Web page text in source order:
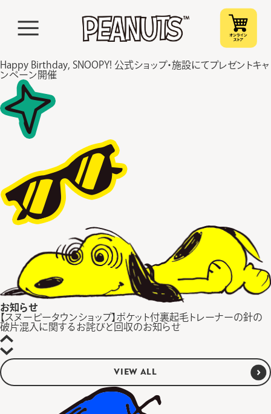
Happy Birthday, SNOOPY! 公式ショップ・施設にてプレゼントキャ
ンペーン開催
お知らせ
【スヌーピータウンショップ】ポケット付裏起毛トレーナーの針の
破片混入に関するお詫びと回収のお知らせ
VIEW ALL